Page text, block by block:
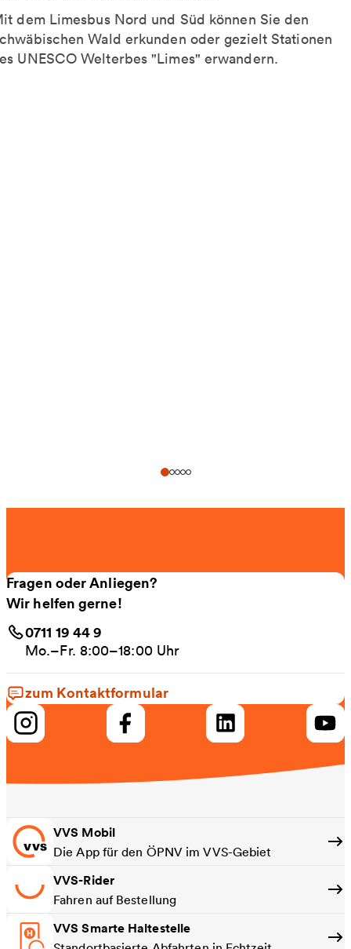
dem Limesbus Nord und Süd können Sie den
Wald erkunden oder gezielt Stationen
UNESCO Welterbes "Limes" erwandern.
Fragen oder Anliegen?
Wir helfen gerne!
0711 19 44 9
Mo.–Fr. 8:00–18:00 Uhr
zum Kontaktformular
VVS Mobil
Die App für den ÖPNV im VVS-Gebiet
VVS-Rider
Fahren auf Bestellung
VVS Smarte Haltestelle